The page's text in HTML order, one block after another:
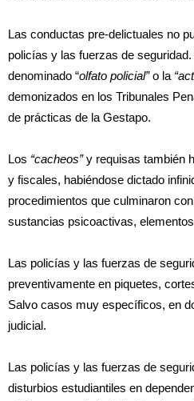
Las conductas pre-delictuales no
policías y las fuerzas de
denominado “olfato policial”o la
demonizados en los Tribunales
de prácticas de la Gestapo.
Los “cacheos”y requisas también
y fiscales, habiéndose dictado
procedimientos que culminaron
sustancias psicoactivas,
Las policías y las fuerzas de
preventivamente en piquetes,
Salvo casos muy específicos, en
judicial.
Las policías y las fuerzas de
disturbios estudiantiles en